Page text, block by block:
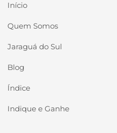
Início
Quem Somos
Jaraguá do Sul
Blog
Índice
Indique e Ganhe